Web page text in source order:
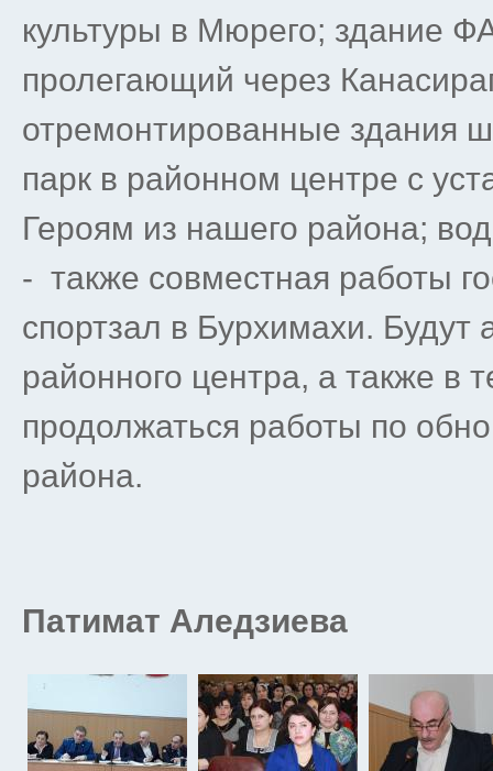
культуры в Мюрего; здание
пролегающий через
отремонтированные здания
парк в районном центре с
Героям из нашего района;
- также совместная работы
спортзал в Бурхимахи.
районного центра, а также в
продолжаться работы по
района.
Патимат Аледзиева